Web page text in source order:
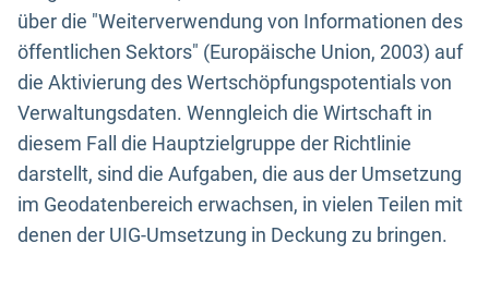
über die "Weiterverwendung von Informationen des
öffentlichen Sektors" (Europäische Union, 2003) auf
die Aktivierung des Wertschöpfungspotentials von
Verwaltungsdaten. Wenngleich die Wirtschaft in
diesem Fall die Hauptzielgruppe der Richtlinie
darstellt, sind die Aufgaben, die aus der Umsetzung
im Geodatenbereich erwachsen, in vielen Teilen mit
denen der UIG-Umsetzung in Deckung zu bringen.